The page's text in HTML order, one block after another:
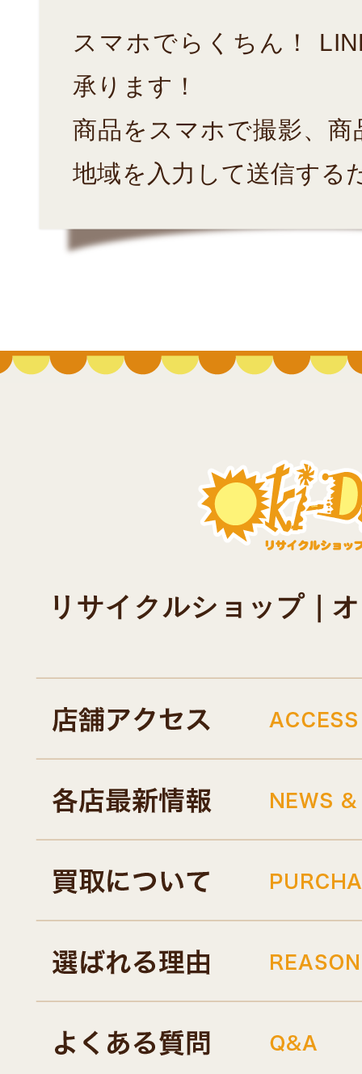
スマホでらくちん！
承ります！
商品をスマホで撮影、
地域を入力して送信する
リサイクルショップ｜